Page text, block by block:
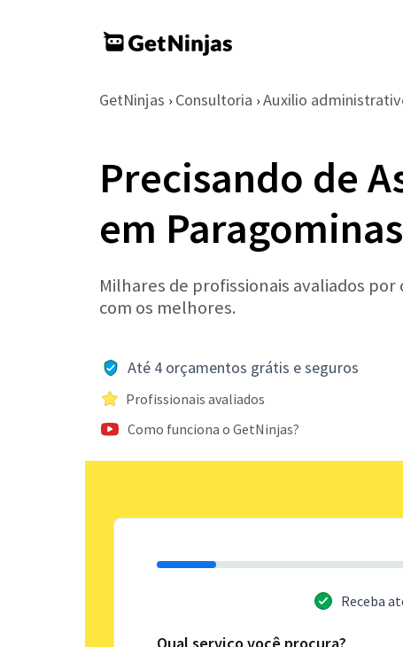
GetNinjas › Consultoria › Auxilio
Precisando de
em
Milhares de profissionais avaliados
com os melhores.
Até 4 orçamentos grátis e seguros
Profissionais avaliados
Como funciona o GetNinjas?
Receba
Qual serviço você procura?